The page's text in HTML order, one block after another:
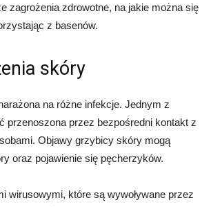
zagrożenia zdrowotne, na jakie można się
z basenów.
skóry
na różne infekcje. Jednym z
przez bezpośredni kontakt z
Objawy grzybicy skóry mogą
oraz pojawienie się pęcherzyków.
wirusowymi, które są wywoływane przez